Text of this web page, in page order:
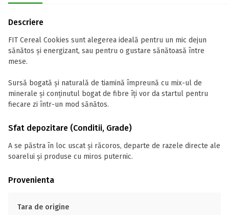
Descriere
FIT Cereal Cookies sunt alegerea ideală pentru un mic dejun
sănătos și energizant, sau pentru o gustare sănătoasă între
mese.
Sursă bogată și naturală de tiamină împreună cu mix-ul de
minerale și conținutul bogat de fibre îți vor da startul pentru
fiecare zi într-un mod sănătos.
Sfat depozitare (Conditii, Grade)
A se păstra în loc uscat şi răcoros, departe de razele directe ale
soarelui și produse cu miros puternic.
Provenienta
Tara de origine